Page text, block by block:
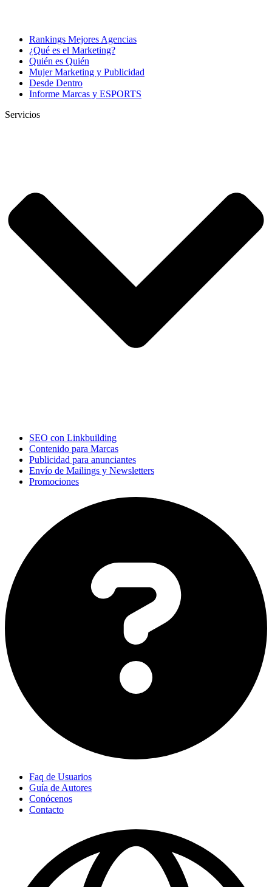
Rankings Mejores Agencias
¿Qué es el Marketing?
Quién es Quién
Mujer Marketing y Publicidad
Desde Dentro
Informe Marcas y ESPORTS
Servicios
SEO con Linkbuilding
Contenido para Marcas
Publicidad para anunciantes
Envío de Mailings y Newsletters
Promociones
Faq de Usuarios
Guía de Autores
Conócenos
Contacto